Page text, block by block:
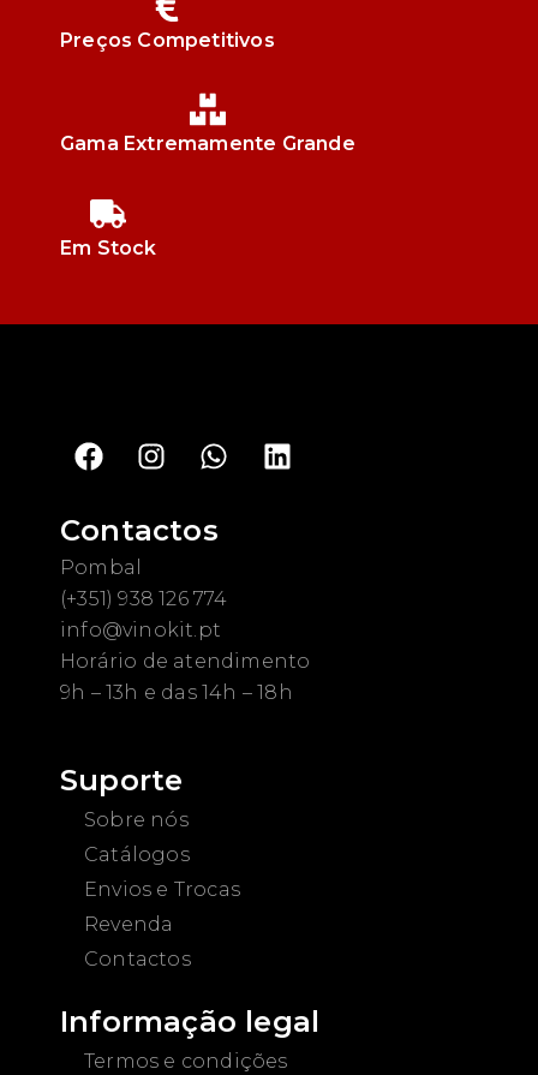
Preços Competitivos
Gama Extremamente Grande
Em Stock
Contactos
Pombal
(+351) 938 126 774
info@vinokit.pt
Horário de atendimento
9h – 13h e das 14h – 18h
Suporte
Sobre nós
Catálogos
Envios e Trocas
Revenda
Contactos
Informação legal
Termos e condições